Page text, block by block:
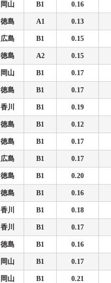
岡山 B1 0.16
徳島 A1 0.13
広島 B1 0.15
徳島 A2 0.15
岡山 B1 0.17
徳島 B1 0.17
香川 B1 0.19
徳島 B1 0.12
徳島 B1 0.17
広島 B1 0.17
徳島 B1 0.20
徳島 B1 0.16
香川 B1 0.18
香川 B1 0.17
徳島 B1 0.16
岡山 B1 0.17
岡山 B1 0.21